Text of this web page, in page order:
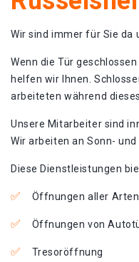
Wir sind immer für Sie da
Wenn die Tür
helfen wir Ihnen.
arbeiteten während
Unsere Mitarbeiter sind
Wir arbeiten an Sonn-
Diese Dienstleistungen
Öffnungen aller
Öffnungen von
Tresoröffnung